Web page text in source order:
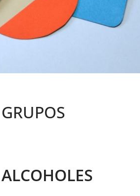
ALCOHOLES